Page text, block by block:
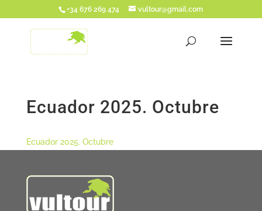
+34 676 269 474 vultour@gmail.com
Ecuador 2025. Octubre
Ecuador 2025. Octubre